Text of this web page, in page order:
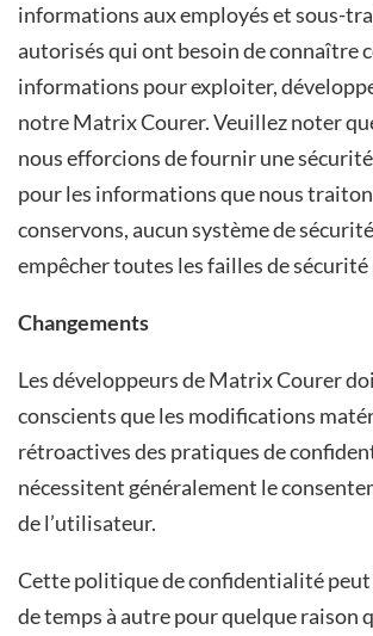
informations aux employés et sous-
autorisés qui ont besoin de connaître
informations pour exploiter,
notre Matrix Courer. Veuillez noter
nous efforcions de fournir une
pour les informations que nous
conservons, aucun système de
empêcher toutes les failles de
Changements
Les développeurs de Matrix Courer
conscients que les modifications
rétroactives des pratiques de
nécessitent généralement le
de l’utilisateur.
Cette politique de confidentialité peut
de temps à autre pour quelque raison